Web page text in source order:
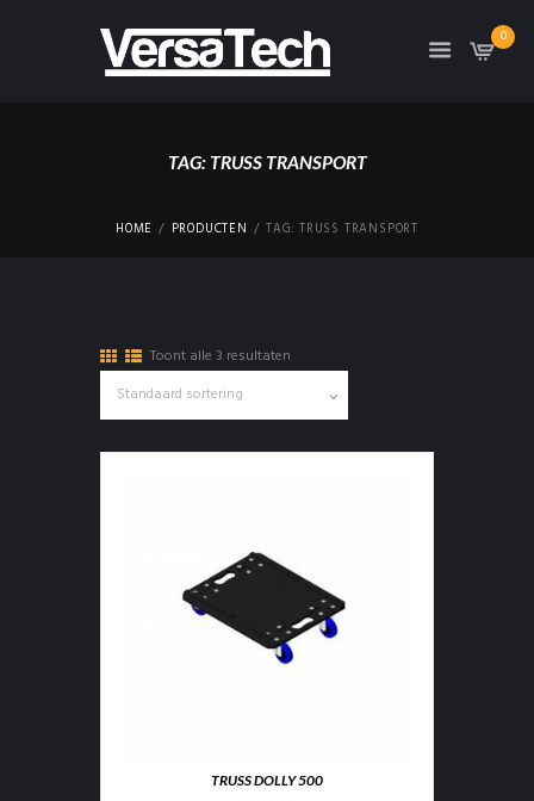
0
TAG: TRUSS TRANSPORT
HOME PRODUCTEN TAG: TRUSS TRANSPORT
Toont alle 3 resultaten
TRUSS DOLLY 500